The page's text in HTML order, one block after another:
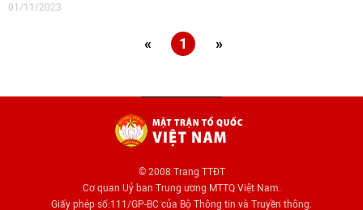
01/11/2023
« 1 »
© 2008 Trang TTĐT
Cơ quan Uỷ ban Trung ương MTTQ Việt Nam.
Giấy phép số:111/GP-BC của Bộ Thông tin và Truyền thông.